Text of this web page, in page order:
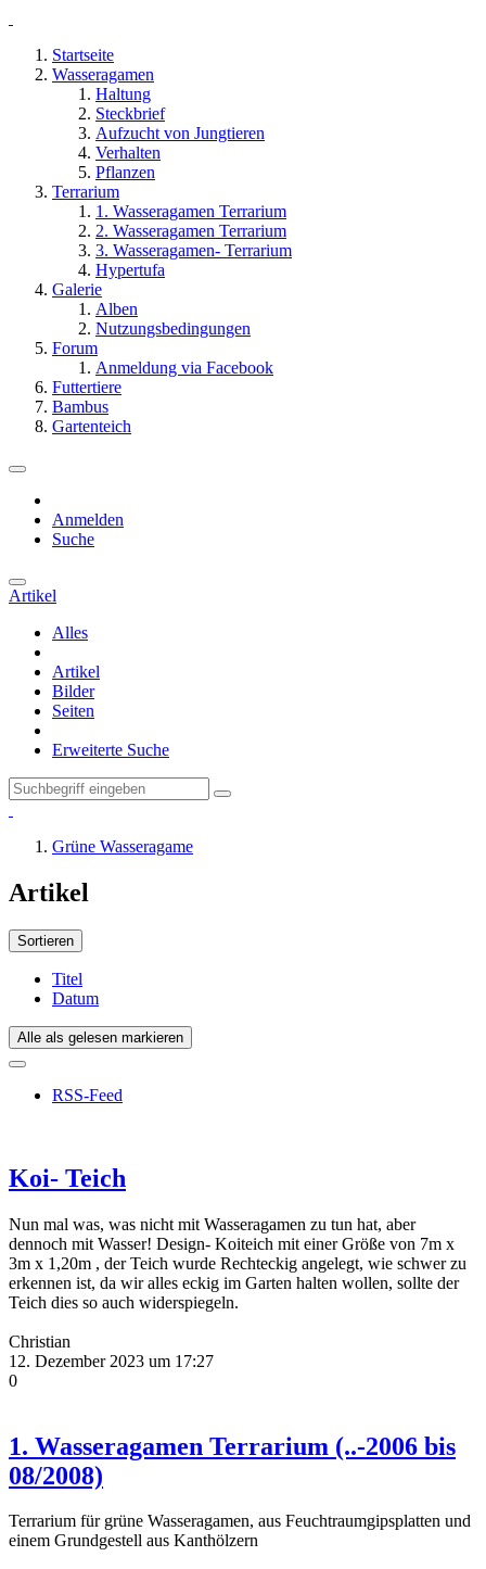
Startseite
Wasseragamen
Haltung
Steckbrief
Aufzucht von Jungtieren
Verhalten
Pflanzen
Terrarium
1. Wasseragamen Terrarium
2. Wasseragamen Terrarium
3. Wasseragamen- Terrarium
Hypertufa
Galerie
Alben
Nutzungsbedingungen
Forum
Anmeldung via Facebook
Futtertiere
Bambus
Gartenteich
Anmelden
Suche
Artikel
Alles
Artikel
Bilder
Seiten
Erweiterte Suche
Grüne Wasseragame
Artikel
Sortieren
Titel
Datum
Alle als gelesen markieren
RSS-Feed
Koi- Teich
Nun mal was, was nicht mit Wasseragamen zu tun hat, aber
dennoch mit Wasser! Design- Koiteich mit einer Größe von 7m x
3m x 1,20m , der Teich wurde Rechteckig angelegt, wie schwer zu
erkennen ist, da wir alles eckig im Garten halten wollen, sollte der
Teich dies so auch widerspiegeln.
Christian
12. Dezember 2023 um 17:27
0
1. Wasseragamen Terrarium (..-2006 bis
08/2008)
Terrarium für grüne Wasseragamen, aus Feuchtraumgipsplatten und
einem Grundgestell aus Kanthölzern